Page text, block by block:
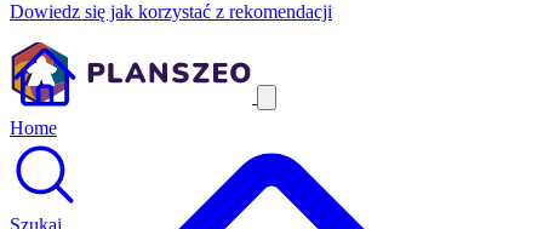
Dowiedz się jak korzystać z rekomendacji
Home
Szukaj